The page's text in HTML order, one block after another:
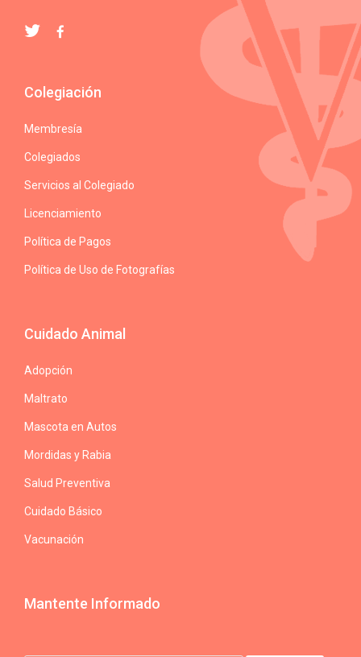
Colegiación
Membresía
Colegiados
Servicios al Colegiado
Licenciamiento
Política de Pagos
Política de Uso de Fotografías
Cuidado Animal
Adopción
Maltrato
Mascota en Autos
Mordidas y Rabia
Salud Preventiva
Cuidado Básico
Vacunación
Mantente Informado